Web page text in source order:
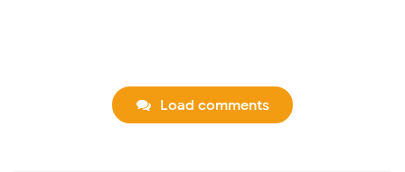
Load comments